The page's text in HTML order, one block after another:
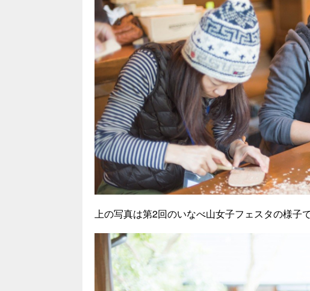
上の写真は第2回のいなべ山女子フェスタの様子